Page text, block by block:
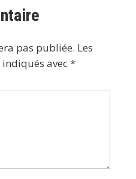
pas publiée. Les
avec*